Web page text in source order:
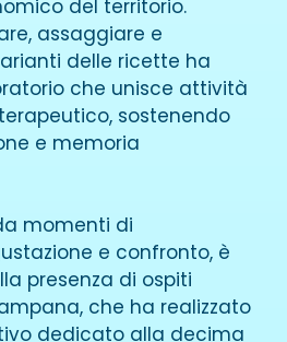
del territorio.
assaggiare e
delle ricette ha
che unisce attività
sostenendo
e memoria
momenti di
e confronto, è
presenza di ospiti
che ha realizzato
dedicato alla decima